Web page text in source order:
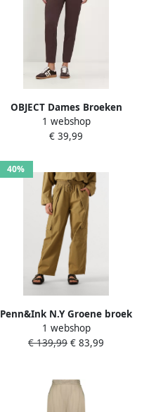
OBJECT Dames Broeken
Objlisa Slim Pant Noos
Bruin
1 webshop
€ 39,99
40%
Penn&Ink N.Y Groene broek
voor moderne vrouwen
Brown Dames
1 webshop
€ 139,99 € 83,99